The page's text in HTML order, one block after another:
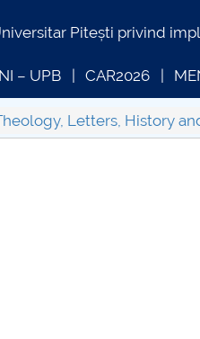
Pitești privind
– UPB CAR2026
Letters, History